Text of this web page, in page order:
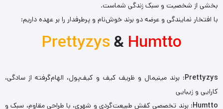
بخشی از شخصیت و سبک زندگی شماست.
با افتخار نمایندگی و عرضه دو برند خوش‌نام و پرطرفدار را بر عهده داریم:
Prettyzys& Humtto
Prettyzys: برند مینیمال و ظریف کیف و کیف‌پول، الهام‌گرفته از سادگی،
کارایی و زیبایی
Humtto: برند تخصصی کفش طبیعت‌گردی و شهری، با طراحی مقاوم، سبک و